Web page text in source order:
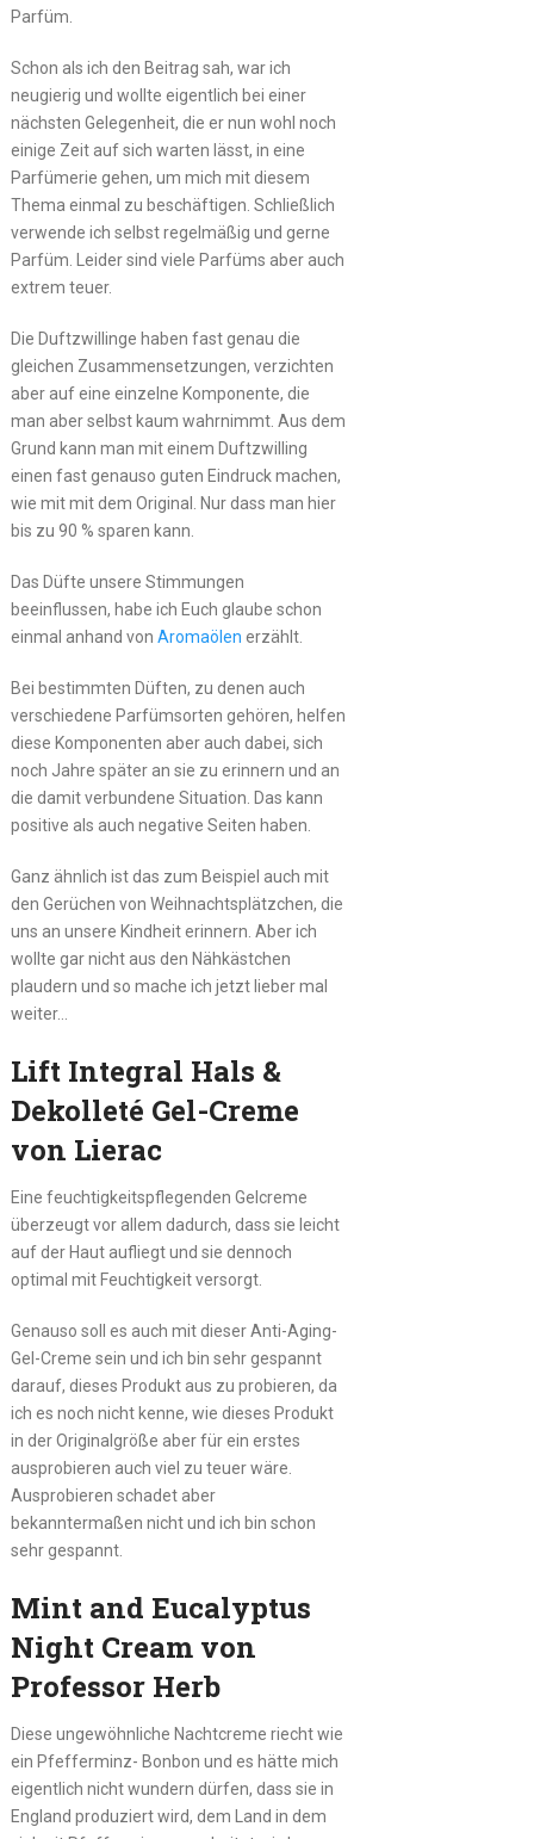
Parfüm.
Schon als ich den Beitrag sah, war ich
neugierig und wollte eigentlich bei einer
nächsten Gelegenheit, die er nun wohl noch
einige Zeit auf sich warten lässt, in eine
Parfümerie gehen, um mich mit diesem
Thema einmal zu beschäftigen. Schließlich
verwende ich selbst regelmäßig und gerne
Parfüm. Leider sind viele Parfüms aber auch
extrem teuer.
Die Duftzwillinge haben fast genau die
gleichen Zusammensetzungen, verzichten
aber auf eine einzelne Komponente, die
man aber selbst kaum wahrnimmt. Aus dem
Grund kann man mit einem Duftzwilling
einen fast genauso guten Eindruck machen,
wie mit mit dem Original. Nur dass man hier
bis zu 90 % sparen kann.
Das Düfte unsere Stimmungen
beeinflussen, habe ich Euch glaube schon
einmal anhand von Aromaölen erzählt.
Bei bestimmten Düften, zu denen auch
verschiedene Parfümsorten gehören, helfen
diese Komponenten aber auch dabei, sich
noch Jahre später an sie zu erinnern und an
die damit verbundene Situation. Das kann
positive als auch negative Seiten haben.
Ganz ähnlich ist das zum Beispiel auch mit
den Gerüchen von Weihnachtsplätzchen, die
uns an unsere Kindheit erinnern. Aber ich
wollte gar nicht aus den Nähkästchen
plaudern und so mache ich jetzt lieber mal
weiter…
Lift Integral Hals &
Dekolleté Gel-Creme
von Lierac
Eine feuchtigkeitspflegenden Gelcreme
überzeugt vor allem dadurch, dass sie leicht
auf der Haut aufliegt und sie dennoch
optimal mit Feuchtigkeit versorgt.
Genauso soll es auch mit dieser Anti-Aging-
Gel-Creme sein und ich bin sehr gespannt
darauf, dieses Produkt aus zu probieren, da
ich es noch nicht kenne, wie dieses Produkt
in der Originalgröße aber für ein erstes
ausprobieren auch viel zu teuer wäre.
Ausprobieren schadet aber
bekanntermaßen nicht und ich bin schon
sehr gespannt.
Mint and Eucalyptus
Night Cream von
Professor Herb
Diese ungewöhnliche Nachtcreme riecht wie
ein Pfefferminz- Bonbon und es hätte mich
eigentlich nicht wundern dürfen, dass sie in
England produziert wird, dem Land in dem